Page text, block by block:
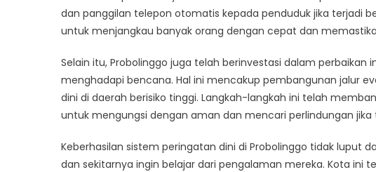
dan panggilan telepon otomatis kepada penduduk jika terjadi
untuk menjangkau banyak orang dengan cepat dan
Selain itu, Probolinggo juga telah berinvestasi dalam
menghadapi bencana. Hal ini mencakup pembangunan jalur
dini di daerah berisiko tinggi. Langkah-langkah ini telah
untuk mengungsi dengan aman dan mencari perlindungan jika
Keberhasilan sistem peringatan dini di Probolinggo tidak luput
dan sekitarnya ingin belajar dari pengalaman mereka. Kota ini